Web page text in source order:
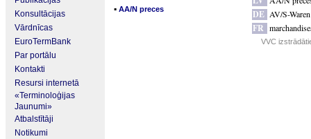
Konsultācijas
Vārdnīcas
EuroTermBank
Par portālu
Kontakti
Resursi internetā
«Terminoloģijas
Jaunumi»
Atbalstītāji
Notikumi
▪ AA/N preces DE AV/S-Waren
FR
VVC